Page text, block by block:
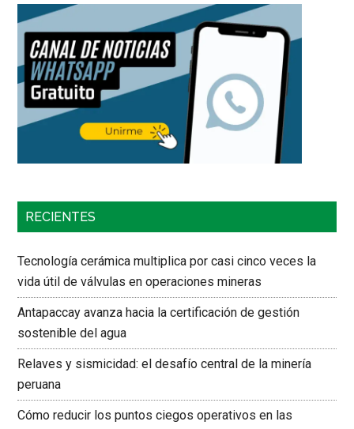
RECIENTES
Tecnología cerámica multiplica por casi cinco veces la
vida útil de válvulas en operaciones mineras
Antapaccay avanza hacia la certificación de gestión
sostenible del agua
Relaves y sismicidad: el desafío central de la minería
peruana
Cómo reducir los puntos ciegos operativos en las